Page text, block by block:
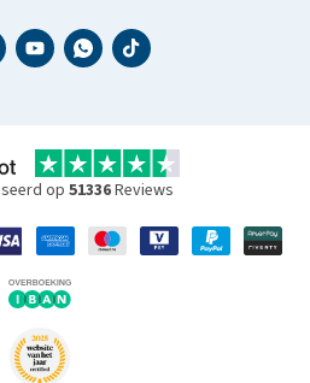
op 51336Reviews